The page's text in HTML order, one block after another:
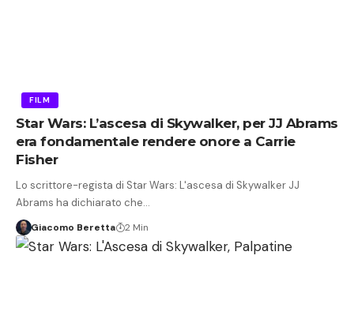
FILM
Star Wars: L’ascesa di Skywalker, per JJ Abrams
era fondamentale rendere onore a Carrie
Fisher
Lo scrittore-regista di Star Wars: L'ascesa di Skywalker JJ
Abrams ha dichiarato che…
Giacomo Beretta 2 Min